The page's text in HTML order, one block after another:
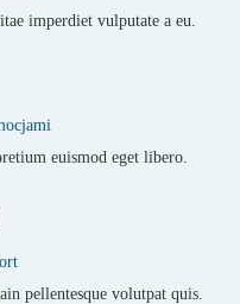
imperdiet vulputate a eu.
euismod eget libero.
pellentesque volutpat quis.